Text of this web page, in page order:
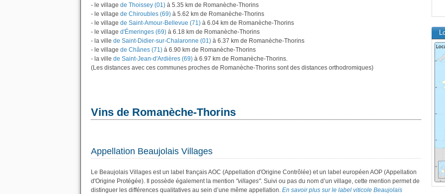
- le village de Thoissey (01) à 5.35 km de Romanèche-Thorins
- le village de Chiroubles (69) à 5.62 km de Romanèche-Thorins
- le village de Saint-Amour-Bellevue (71) à 6.04 km de Romanèche-Thorins
- le village d'Émeringes (69) à 6.18 km de Romanèche-Thorins
- la ville de Saint-Didier-sur-Chalaronne (01) à 6.37 km de Romanèche-Thorins
- le village de Chânes (71) à 6.90 km de Romanèche-Thorins
- la ville de Saint-Jean-d'Ardières (69) à 6.97 km de Romanèche-Thorins.
(Les distances avec ces communes proches de Romanèche-Thorins sont des distances orthodromiques)
Vins de Romanèche-Thorins
Appellation Beaujolais Villages
Le Beaujolais Villages est un label français AOC (Appellation d'Origine Contrôlée) et un label européen AOP (Appellation
d'Origine Protégée). Il possède également la mention "villages". Suivi ou pas du nom d’un village, cette mention permet de
distinguer les différences qualitatives au sein d’une même appellation. En savoir plus sur le label viticole Beaujolais